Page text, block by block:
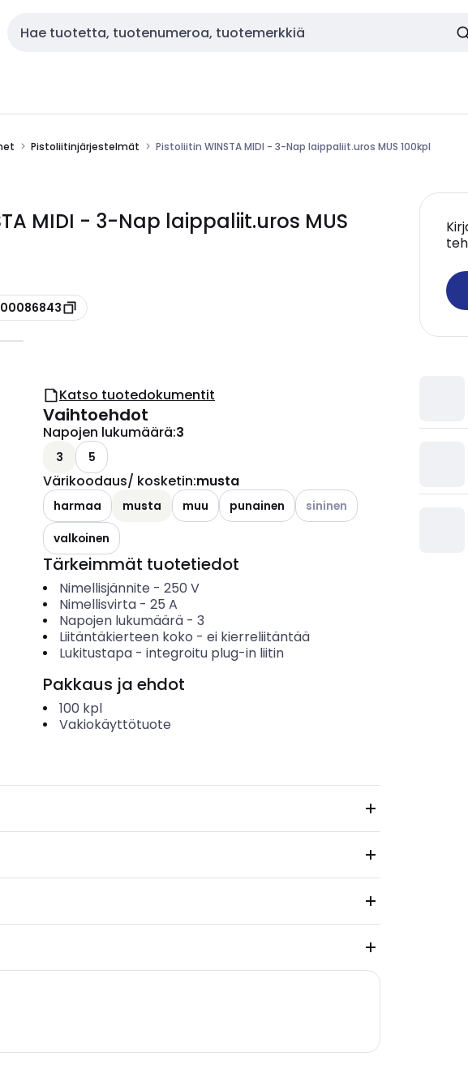
Haku
Pistoliitinjärjestelmät Pistoliitin WINSTA MIDI - 3-Nap laippaliit.uros MUS 100kpl
MIDI - 3-Nap laippaliit.uros MUS
Katso tuotedokumentit
Vaihtoehdot
Napojen lukumäärä:3
3 5
Värikoodaus/ kosketin:musta
harmaa musta muu punainen Katso käytettävissä olevat
sininen
valkoinen
Tärkeimmät tuotetiedot
Nimellisjännite - 250 V
Nimellisvirta- 25 A
Napojen lukumäärä- 3
Liitäntäkierteen koko - ei kierreliitäntää
Lukitustapa- integroitu plug-in liitin
Pakkaus ja ehdot
100 kpl
Vakiokäyttötuote